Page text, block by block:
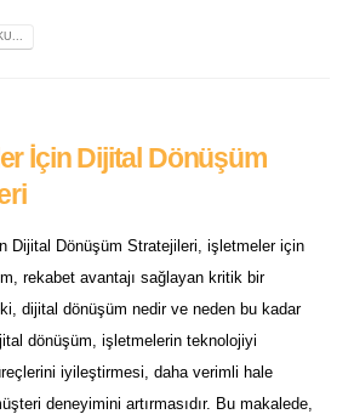
İçin Dijital Dönüşüm
Dijital Dönüşüm Stratejileri, işletmeler için
rekabet avantajı sağlayan kritik bir
dijital dönüşüm nedir ve neden bu kadar
dönüşüm, işletmelerin teknolojiyi
iyileştirmesi, daha verimli hale
deneyimini artırmasıdır. Bu makalede,